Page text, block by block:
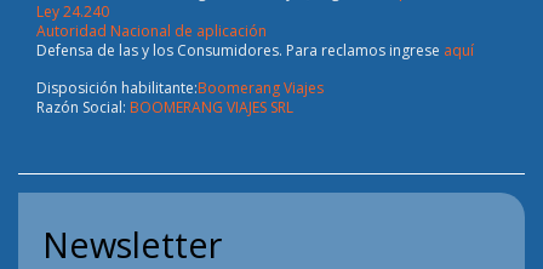
Ley 24.240
Autoridad Nacional de aplicación
Defensa de las y los Consumidores. Para reclamos ingrese aquí
Disposición habilitante:Boomerang Viajes
Razón Social: BOOMERANG VIAJES SRL
Newsletter